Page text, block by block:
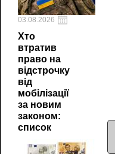
03.08.2026
Хто
втратив
право на
відстрочку
від
мобілізації
за новим
законом:
список